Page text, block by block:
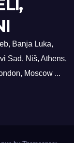
Banja Luka,
Sad, Niš, Athens,
Moscow ...